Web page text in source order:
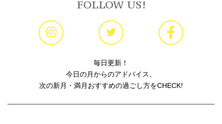
FOLLOW US!
毎日更新！
今日の月からのアドバイス、
次の新月・満月おすすめの過ごし方をCHECK!